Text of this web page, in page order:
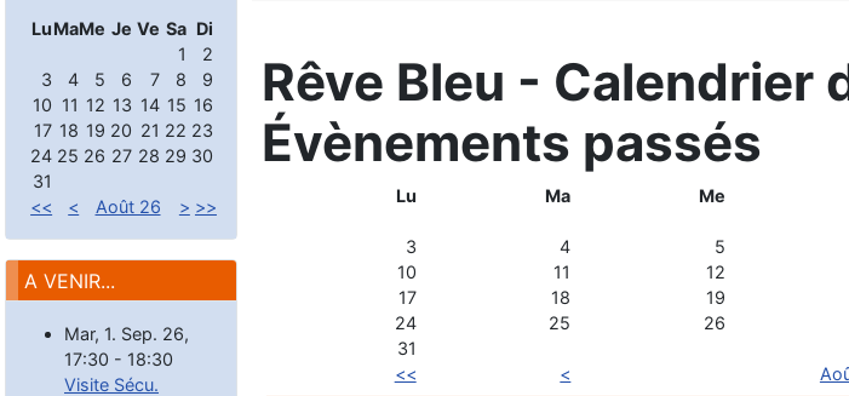
LuMaMe Je Ve Sa Di
1
2
3
4 5 6 7 8
9
10 11 12 13 14 15 16
17 18 19 20 21 22 23
24 25 26 27 28 29 30
31
<<
< Août 26 > >>
A VENIR...
Mar, 1. Sep. 26,
17:30 - 18:30
Visite Sécu.
Rêve Bleu - Calendrier
Évènements passés
Lu Ma Me
3
4 5
10
11 12
17
18 19
24
25 26
31
<<
<